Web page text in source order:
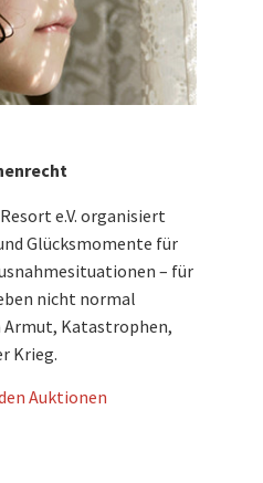
e.V. organisiert
Glücksmomente für
– für
nicht normal
Katastrophen,
Krieg.
Auktionen